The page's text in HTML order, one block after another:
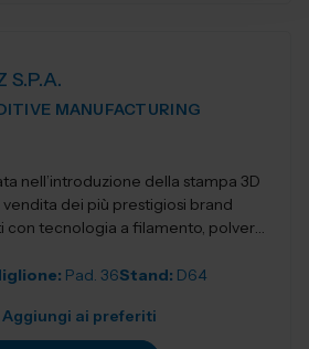
S.P.A.
MANUFACTURING
nell’introduzione della stampa 3D
dei più prestigiosi brand
con tecnologia a filamento, polvere,
Pad. 36Stand: D64
Aggiungi ai preferiti